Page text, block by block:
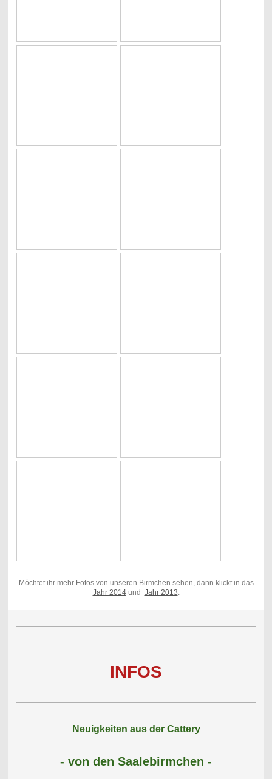
Möchtet ihr mehr Fotos von unseren Birmchen sehen, dann klickt in das
Jahr 2014und Jahr 2013
INFOS
Neuigkeiten aus der Cattery
- von den Saalebirmchen -